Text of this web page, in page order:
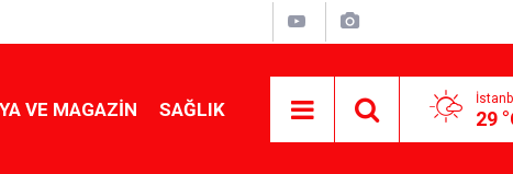
VE MAGAZIN SAĞLIK 29